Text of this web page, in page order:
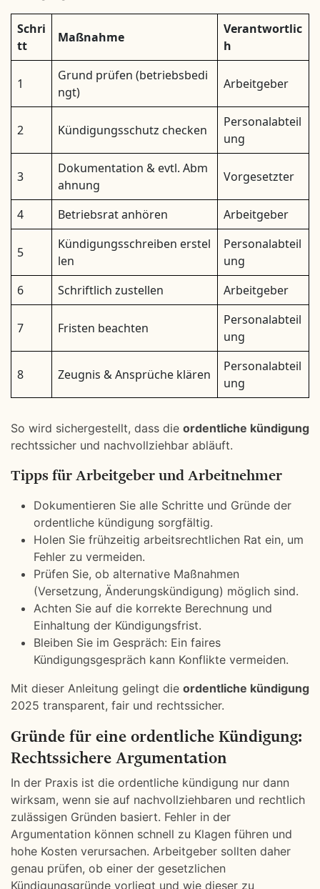
Schri
tt
Maßnahme
Verantwortlic
h
1
Grund prüfen (betriebsbedi
ngt)
Arbeitgeber
2 Kündigungsschutz checken
Personalabteil
ung
3
Dokumentation & evtl. Abm
ahnung
Vorgesetzter
4 Betriebsrat anhören Arbeitgeber
5
Kündigungsschreiben erstel
len
Personalabteil
ung
6
Schriftlich zustellen Arbeitgeber
7 Fristen beachten
Personalabteil
ung
8 Zeugnis & Ansprüche klären
Personalabteil
ung
So wird sichergestellt, dass die ordentliche kündigung
rechtssicher und nachvollziehbar abläuft.
Tipps für Arbeitgeber und Arbeitnehmer
Dokumentieren Sie alle Schritte und Gründe der
ordentliche kündigung sorgfältig.
Holen Sie frühzeitig arbeitsrechtlichen Rat ein, um
Fehler zu vermeiden.
Prüfen Sie, ob alternative Maßnahmen
(Versetzung, Änderungskündigung) möglich sind.
Achten Sie auf die korrekte Berechnung und
Einhaltung der Kündigungsfrist.
Bleiben Sie im Gespräch: Ein faires
Kündigungsgespräch kann Konflikte vermeiden.
Mit dieser Anleitung gelingt die ordentliche kündigung
2025 transparent, fair und rechtssicher.
Gründe für eine ordentliche Kündigung:
Rechtssichere Argumentation
In der Praxis ist die ordentliche kündigung nur dann
wirksam, wenn sie auf nachvollziehbaren und rechtlich
zulässigen Gründen basiert. Fehler in der
Argumentation können schnell zu Klagen führen und
hohe Kosten verursachen. Arbeitgeber sollten daher
genau prüfen, ob einer der gesetzlichen
Kündigungsgründe vorliegt und wie dieser zu